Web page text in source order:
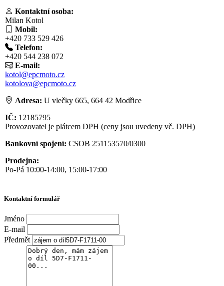
Kontaktní osoba:
Milan Kotol
Mobil:
+420 733 529 426
Telefon:
+420 544 238 072
E-mail:
kotol@epcmoto.cz
kotolova@epcmoto.cz
Adresa: U vlečky 665, 664 42 Modřice
IČ: 12185795
Provozovatel je plátcem DPH (ceny jsou uvedeny vč. DPH)
Bankovní spojení: CSOB 251153570/0300
Prodejna:
Po-Pá 10:00-14:00, 15:00-17:00
Kontaktní formulář
Jméno
E-mail
Předmět